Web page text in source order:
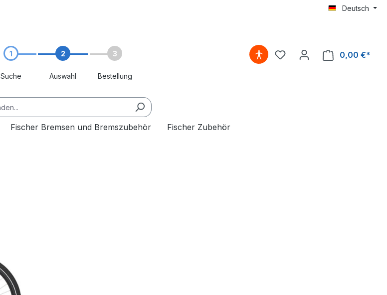
Deutsch
1
Suche
2
Auswahl
3
Bestellung
0,00 €*
Fischer Bremsen und Bremszubehör Fischer Zubehör